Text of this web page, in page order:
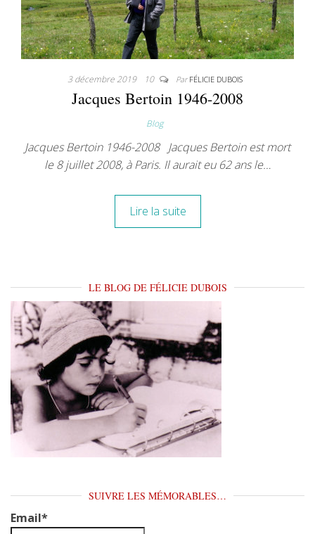
3 décembre 2019 10 ParFÉLICIE DUBOIS
Jacques Bertoin 1946-2008
Blog
Jacques Bertoin 1946-2008 Jacques Bertoin est mort
le 8 juillet 2008, à Paris. Il aurait eu 62 ans le…
Lire la suite
LE BLOG DE FÉLICIE DUBOIS
SUIVRE LES MÉMORABLES…
Email*